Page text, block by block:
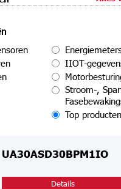
IIOT-
Stroom-,
Top producten
UA30ASD30BPM1IO
Details